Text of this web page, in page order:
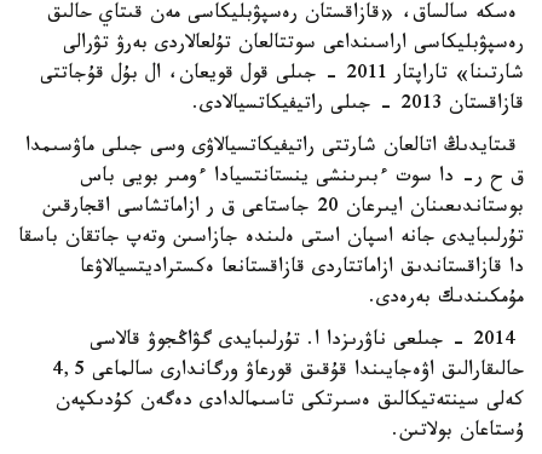
ەسكە سالساق، «قازاقستان رەسپۋبليكاسى مەن قىتاي حالىق
رەسپۋبليكاسى اراسىنداعى سوتتالعان تۇلعالاردى بەرۋ تۋرالى
شارتىنا» تاراپتار 2011 - جىلى قول قويعان، ال بۇل قۇجاتتى
قازاقستان 2013 - جىلى راتيفيكاتسيالادى.
قىتايدىڭ اتالعان شارتتى راتيفيكاتسيالاۋى وسى جىلى ماۋسىمدا
ق ح ر- دا سوت ءبىرىنشى ينستانتسيادا ءومىر بويى باس
بوستاندىعىنان ايىرعان 20 جاستاعى ق ر ازاماتشاسى اقجارقىن
تۇرلىبايدى جانە اسپان استى ەلىندە جازاسىن وتەپ جاتقان باسقا
دا قازاقستاندىق ازاماتتاردى قازاقستانعا ەكستراديتسيالاۋعا
مۇمكىندىك بەرەدى.
2014 - جىلعى ناۋرىزدا ا. تۇرلىبايدى گۋاڭجوۋ قالاسى
حالىقارالىق اۋەجايىندا قۇقىق قورعاۋ ورگاندارى سالماعى 4,5
كەلى سينتەتيكالىق ەسىرتكى تاسىمالدادى دەگەن كۇدىكپەن
ۇستاعان بولاتىن.